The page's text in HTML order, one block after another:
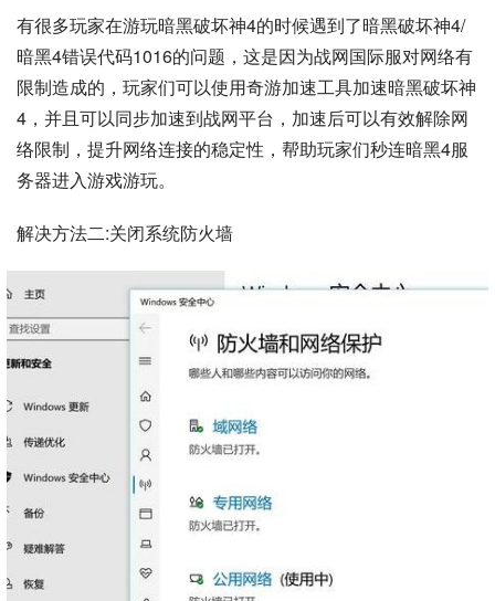
有很多玩家在游玩暗黑破坏神4的时候遇到了暗黑破坏神4/
暗黑4错误代码1016的问题，这是因为战网国际服对网络有
限制造成的，玩家们可以使用奇游加速工具加速暗黑破坏神
4，并且可以同步加速到战网平台，加速后可以有效解除网
络限制，提升网络连接的稳定性，帮助玩家们秒连暗黑4服
务器进入游戏游玩。
解决方法二:关闭系统防火墙